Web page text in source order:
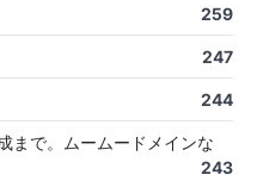
259
247
244
まで。ムームードメインな
243